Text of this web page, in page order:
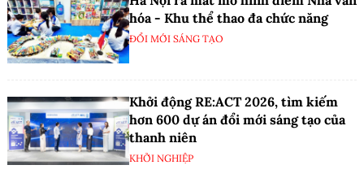
hóa - Khu thể thao đa chức năng
ĐỔI MỚI SÁNG TẠO
Khởi động RE:ACT 2026, tìm kiếm
hơn 600 dự án đổi mới sáng tạo của
thanh niên
KHỞI NGHIỆP